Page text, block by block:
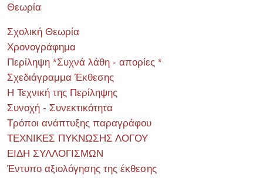
Θεωρία
Σχολική Θεωρία
Χρονογράφημα
Περίληψη *Συχνά λάθη - απορίες *
Σχεδιάγραμμα Έκθεσης
Η Τεχνική της Περίληψης
Συνοχή - Συνεκτικότητα
Τρόποι ανάπτυξης παραγράφου
ΤΕΧΝΙΚΕΣ ΠΥΚΝΩΣΗΣ ΛΟΓΟΥ
ΕΙΔΗ ΣΥΛΛΟΓΙΣΜΩΝ
Έντυπο αξιολόγησης της έκθεσης